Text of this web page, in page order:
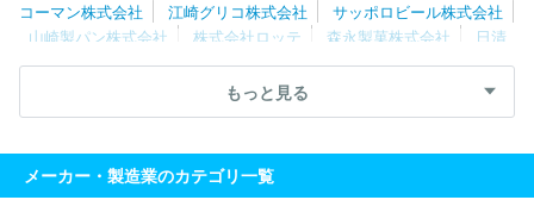
コーマン株式会社
江崎グリコ株式会社
サッポロビール株式会社
山崎製パン株式会社
株式会社ロッテ 森永製菓株式会社
日清
食品株式会社
株式会社ニップン アサヒ飲料株式会社
株式会社
日清オイリオグループ株式会社
味の素冷凍食品株式会
社
家
株式会社Ｊ－オイルミルズ ミヨシ油脂株式会社
いなば食品
株式会社
亀田製菓株式会社 エバラ食品工業株式会社
もっと見る
メーカー・製造業のカテゴリ一覧